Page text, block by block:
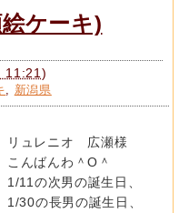
ケーキ)
11:21 )
新潟県
リュレニオ 広瀬様
こんばんわ＾O＾
1/11の次男の誕生日、
1/30の長男の誕生日、